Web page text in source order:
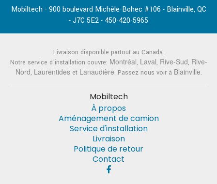
Mobiltech - 900 boulevard Michèle-Bohec #106 - Blainville, QC
- J7C 5E2 - 450-420-5965
Livraison disponible partout au Canada.
Notre service d'installation couvre: Montréal, Laval, Rive-Sud, Rive-
Nord, Laurentideset Lanaudière. Passez nous voir à Blainville.
Mobiltech
À propos
Aménagement de camion
Service d'installation
Livraison
Politique de retour
Contact